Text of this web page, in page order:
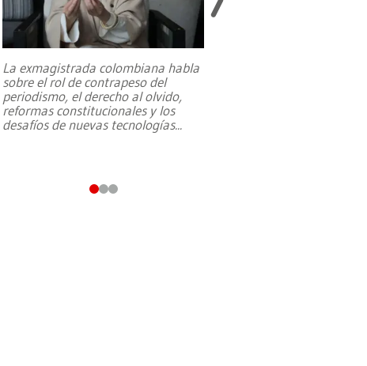
La exmagistrada colombiana habla
sobre el rol de contrapeso del
periodismo, el derecho al olvido,
reformas constitucionales y los
desafíos de nuevas tecnologías...